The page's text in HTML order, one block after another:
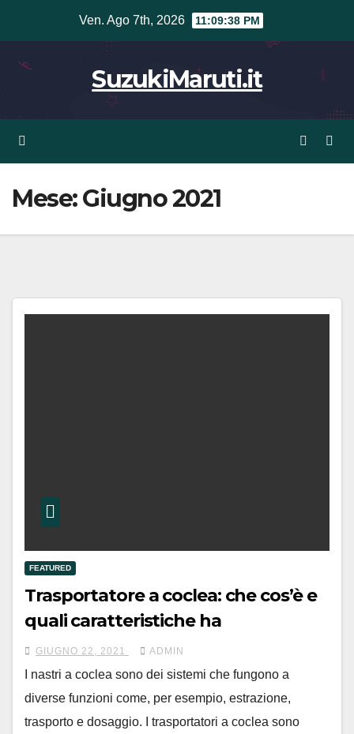
contenuto
Ven. Ago 7th, 2026 11:09:38 PM
SuzukiMaruti.it
Mese:Giugno 2021
FEATURED
Trasportatore a coclea: che cos’è e
quali caratteristiche ha
GIUGNO 22, 2021 ADMIN
I nastri a coclea sono dei sistemi che fungono a
diverse funzioni come, per esempio, estrazione,
trasporto e dosaggio. I trasportatori a coclea sono